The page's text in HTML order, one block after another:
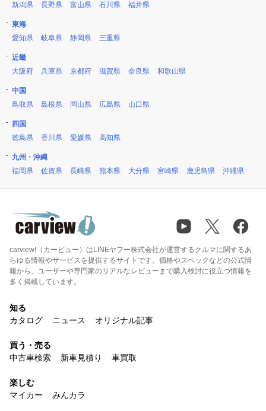
新潟県
長野県 富山県 石川県 福井県
東海
愛知県
岐阜県 静岡県 三重県
近畿
大阪府
兵庫県 京都府 滋賀県 奈良県 和歌山県
中国
鳥取県
島根県 岡山県 広島県 山口県
四国
徳島県
香川県 愛媛県 高知県
九州・沖縄
福岡県
佐賀県 長崎県 熊本県 大分県 宮崎県 鹿児島県 沖縄県
carview!（カービュー）はLINEヤフー株式会社が運営するクルマに関するあ
らゆる情報やサービスを提供するサイトです。価格やスペックなどの公式情
報から、ユーザーや専門家のリアルなレビューまで購入検討に役立つ情報を
多く掲載しています。
知る
カタログ
ニュース オリジナル記事
買う・売る
中古車検索
新車見積り 車買取
楽しむ
マイカー
みんカラ